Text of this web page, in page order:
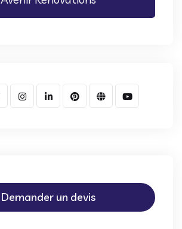
Demander un devis